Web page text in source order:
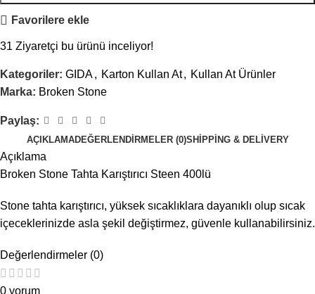
Favorilere ekle
31 Ziyaretçi bu ürünü inceliyor!
Kategoriler: GIDA, Karton Kullan At, Kullan At Ürünler
Marka: Broken Stone
Paylaş:
AÇIKLAMADEĞERLENDIRMELER (0)SHIPPING & DELIVERY
Açıklama
Broken Stone Tahta Karıştırıcı Steen 400lü
Stone tahta karıştırıcı, yüksek sıcaklıklara dayanıklı olup sıcak
içeceklerinizde asla şekil değiştirmez, güvenle kullanabilirsiniz.
Değerlendirmeler (0)
0 yorum